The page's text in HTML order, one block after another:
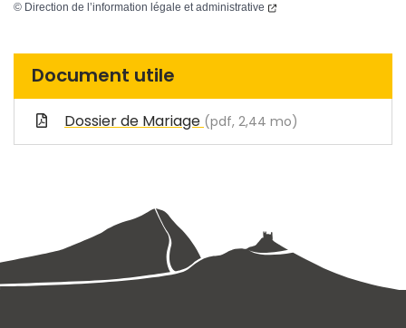
© Direction de l’information légale et administrative
Document utile
Dossier de Mariage (pdf, 2,44 mo)